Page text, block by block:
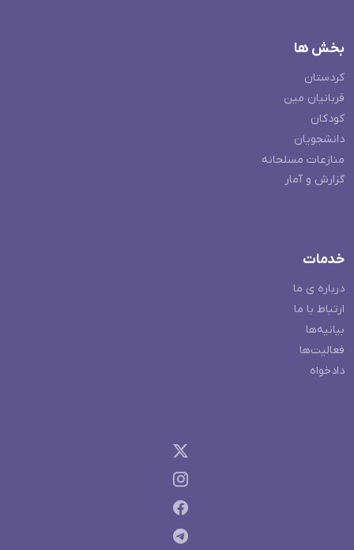
بخش ها
کردستان
قربانیان مین
کودکان
دانشجویان
منازعات مسلحانه
گزارش و آمار
خدمات
درباره ی ما
ارتباط با ما
بیانیه‌ها
فعالیت‌ها
دادخواه